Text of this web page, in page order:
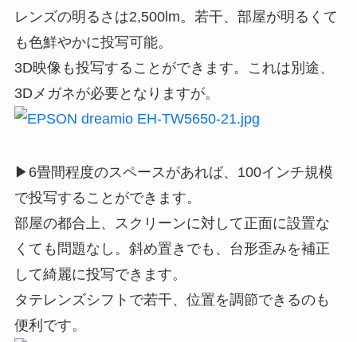
レンズの明るさは2,500lm。若干、部屋が明るくて
も色鮮やかに投写可能。
3D映像も投写することができます。これは別途、
3Dメガネが必要となりますが。
▶6畳間程度のスペースがあれば、100インチ規模
で投写することができます。
部屋の都合上、スクリーンに対して正面に設置な
くても問題なし。斜め置きでも、台形歪みを補正
して綺麗に投写できます。
タテレンズシフトで若干、位置を調節できるのも
便利です。